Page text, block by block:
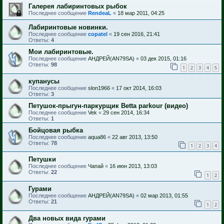
Галерея лабиринтовых рыбок
Последнее сообщение RendeaL « 18 мар 2011, 04:25
Лабиринтовые новинки.
Последнее сообщение copatel « 19 сен 2016, 21:41
Ответы: 4
Мои лабиринтовые.
Последнее сообщение АНДРЕЙ(AN79SA) « 03 дек 2015, 01:16
Ответы: 98 1 2 3 4 5
купанусы
Последнее сообщение slon1966 « 17 окт 2014, 16:03
Ответы: 3
Петушок-прыгун-паркурщик Betta parkour (видео)
Последнее сообщение Vek « 29 сен 2014, 16:34
Ответы: 1
Бойцовая рыбка
Последнее сообщение aqua86 « 22 авг 2013, 13:50
Ответы: 78 1 2 3 4
Петушки
Последнее сообщение Чапай « 16 июн 2013, 13:03
Ответы: 22 1 2
Гурами
Последнее сообщение АНДРЕЙ(AN79SA) « 02 мар 2013, 01:55
Ответы: 21 1 2
Два новых вида гурами